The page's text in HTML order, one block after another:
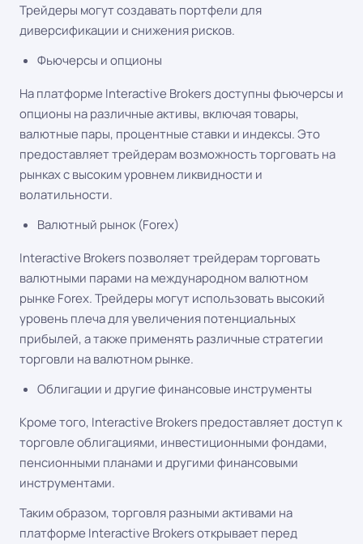
Трейдеры могут создавать портфели для
диверсификации и снижения рисков.
Фьючерсы и опционы
На платформе Interactive Brokers доступны фьючерсы и
опционы на различные активы, включая товары,
валютные пары, процентные ставки и индексы. Это
предоставляет трейдерам возможность торговать на
рынках с высоким уровнем ликвидности и
волатильности.
Валютный рынок (Forex)
Interactive Brokers позволяет трейдерам торговать
валютными парами на международном валютном
рынке Forex. Трейдеры могут использовать высокий
уровень плеча для увеличения потенциальных
прибылей, а также применять различные стратегии
торговли на валютном рынке.
Облигации и другие финансовые инструменты
Кроме того, Interactive Brokers предоставляет доступ к
торговле облигациями, инвестиционными фондами,
пенсионными планами и другими финансовыми
инструментами.
Таким образом, торговля разными активами на
платформе Interactive Brokers открывает перед